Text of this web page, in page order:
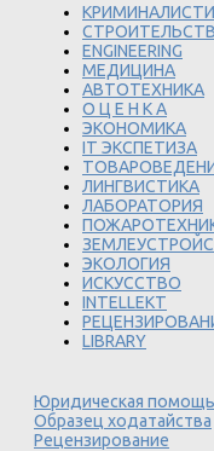
ENGINEERING
МЕДИЦИНА
АВТОТЕХНИКА
О Ц Е Н К А
ЭКОНОМИКА
IT ЭКСПЕТИЗА
ЛИНГВИСТИКА
ЛАБОРАТОРИЯ
ЭКОЛОГИЯ
ИСКУССТВО
INTELLEKT
LIBRARY
Юридическая помощь
Образец ходатайства
Рецензирование